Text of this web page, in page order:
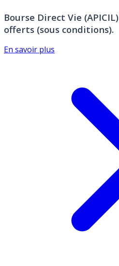
Bourse Direct Vie (APICIL)
offerts (sous conditions).
En savoir plus